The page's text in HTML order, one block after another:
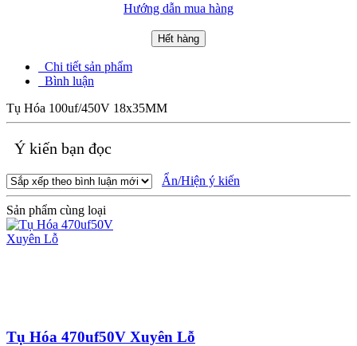
Hướng dẫn mua hàng
Hết hàng
Chi tiết sản phẩm
Bình luận
Tụ Hóa 100uf/450V 18x35MM
Ý kiến bạn đọc
Ẩn/Hiện ý kiến
Sản phẩm cùng loại
Tụ Hóa 470uf50V Xuyên Lỗ